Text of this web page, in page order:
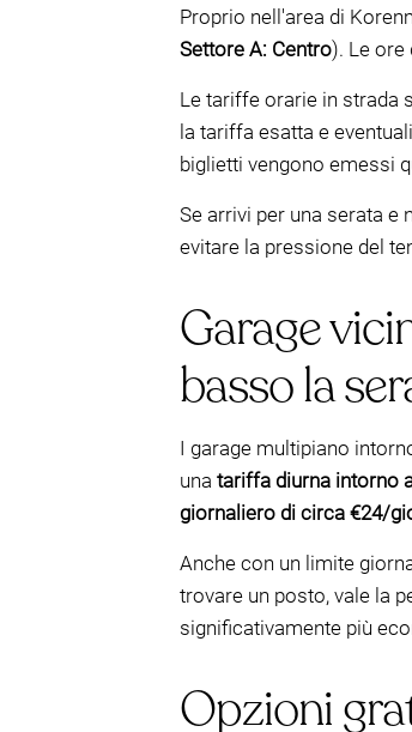
Proprio nell'area di
Settore A: Centro). Le
Le tariffe orarie in strada
la tariffa esatta e
biglietti vengono emessi
Se arrivi per una serata
evitare la pressione del
Garage
basso la
I garage multipiano
una tariffa diurna intorno
giornaliero di circa €24/
Anche con un limite
trovare un posto, vale la
significativamente più
Opzioni